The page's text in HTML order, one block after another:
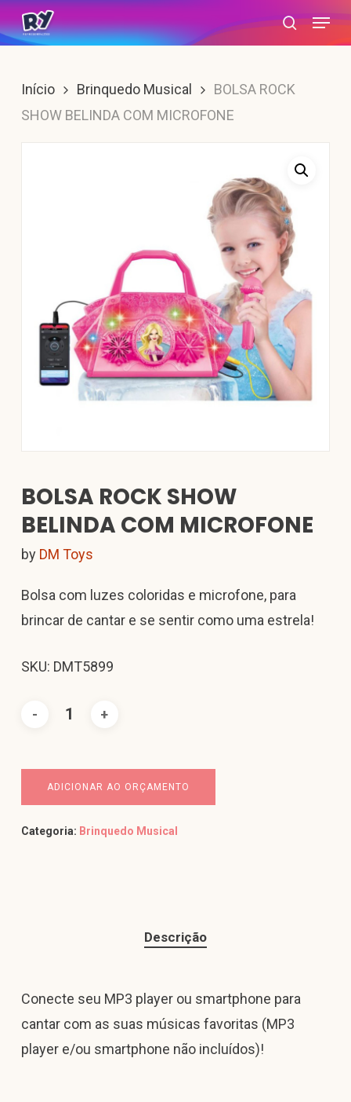
Skip
to
content
search
Menu
Início Brinquedo Musical
BOLSA ROCK
SHOW BELINDA COM MICROFONE
BOLSA ROCK SHOW
BELINDA COM MICROFONE
by DM Toys
Bolsa com luzes coloridas e microfone, para
brincar de cantar e se sentir como uma estrela!
SKU: DMT5899
ADICIONAR AO ORÇAMENTO
Categoria: Brinquedo Musical
Descrição
Conecte seu MP3 player ou smartphone para
cantar com as suas músicas favoritas (MP3
player e/ou smartphone não incluídos)!